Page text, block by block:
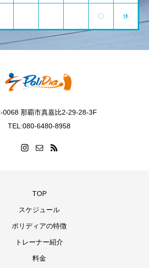
〇 休
0068 那覇市真嘉比2-29-28-3F
TEL:080-6480-8958
TOP
スケジュール
ポリディアの特徴
トレーナー紹介
料金